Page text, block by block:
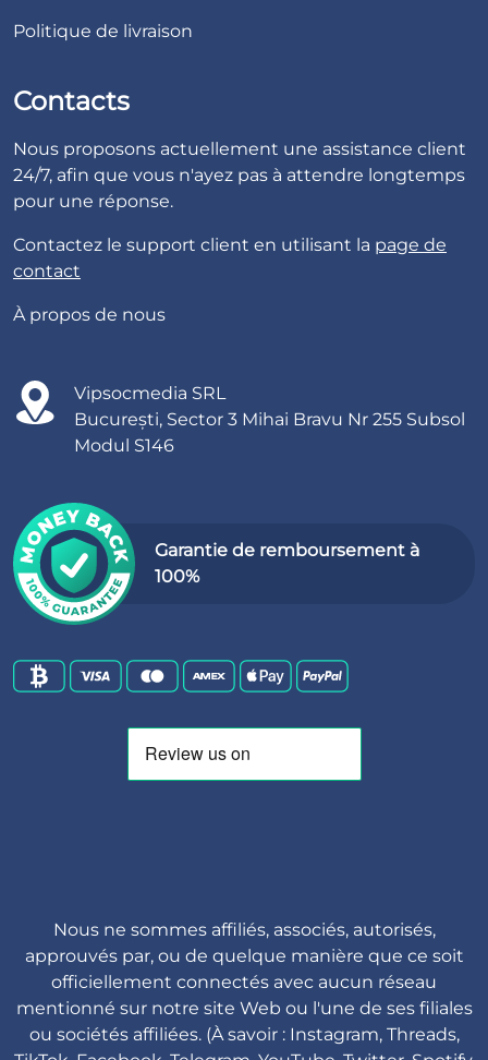
Politique de livraison
Contacts
Nous proposons actuellement une assistance client
24/7, afin que vous n'ayez pas à attendre longtemps
pour une réponse.
Contactez le support client en utilisant la page de
contact
À propos de nous
Vipsocmedia SRL
București, Sector 3 Mihai Bravu Nr 255 Subsol
Modul S146
Garantie de remboursement à
100%
Nous ne sommes affiliés, associés, autorisés,
approuvés par, ou de quelque manière que ce soit
officiellement connectés avec aucun réseau
mentionné sur notre site Web ou l'une de ses filiales
ou sociétés affiliées. (À savoir : Instagram, Threads,